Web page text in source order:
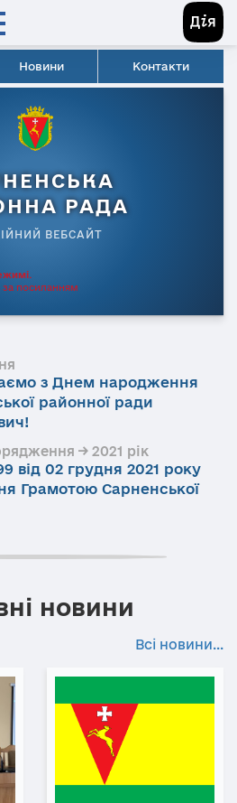
Новини Контакти
РАДА
ВЕБСАЙТ
за посиланням
з Днем народження
районної ради
→ 2021 рік
від 02 грудня 2021 року
Грамотою Сарненської
новини
Всі новини...